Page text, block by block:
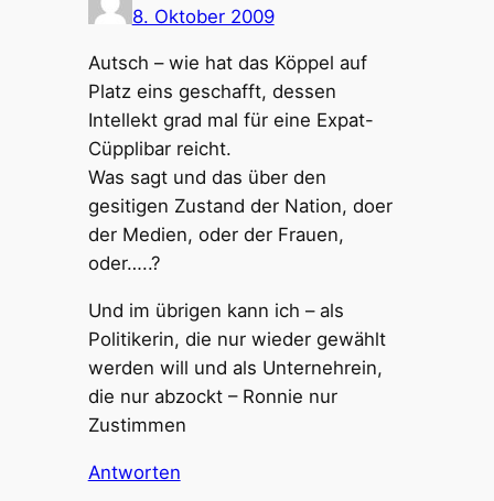
8. Oktober 2009
Autsch – wie hat das Köppel auf
Platz eins geschafft, dessen
Intellekt grad mal für eine Expat-
Cüpplibar reicht.
Was sagt und das über den
gesitigen Zustand der Nation, doer
der Medien, oder der Frauen,
oder…..?
Und im übrigen kann ich – als
Politikerin, die nur wieder gewählt
werden will und als Unternehrein,
die nur abzockt – Ronnie nur
Zustimmen
Antworten